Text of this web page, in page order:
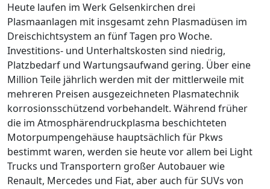
Heute laufen im Werk Gelsenkirchen drei
Plasmaanlagen mit insgesamt zehn Plasma­düsen im
Dreischichtsystem an fünf ­Tagen pro Woche.
Investitions- und Unterhaltskosten sind niedrig,
Platzbedarf und Wartungsaufwand gering. Über eine
Million Teile jährlich werden mit der mittlerweile mit
mehreren Preisen ausgezeichneten Plasmatechnik
korrosionsschützend vorbehandelt. Während früher
die im Atmosphärendruckplasma beschichteten
Motorpumpengehäuse hauptsächlich für Pkws
bestimmt waren, ­werden sie heute vor allem bei Light
Trucks und Transportern großer Autobauer wie
Renault, Mercedes und Fiat, aber auch für SUVs von